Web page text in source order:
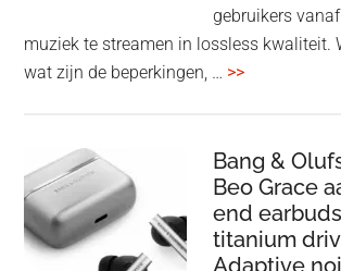
gebruikers
muziek te streamen in lossless kwaliteit.
wat zijn de beperkingen, … >>overSpotify
nu
ook
in
‘lossless’
Bang &
Beo Grace
end
titanium
Adaptive